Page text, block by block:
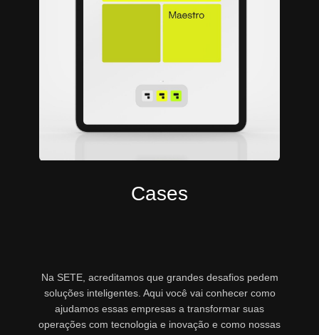
Cases
Na SETE, acreditamos que grandes desafios pedem
soluções inteligentes. Aqui você vai conhecer como
ajudamos essas empresas a transformar suas
operações com tecnologia e inovação e como nossas